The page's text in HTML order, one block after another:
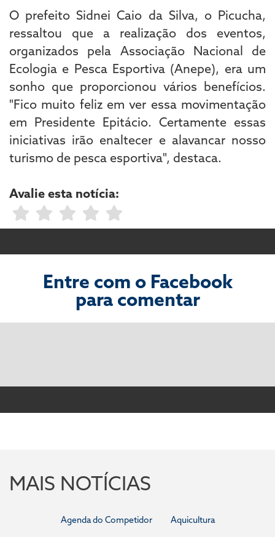
O prefeito Sidnei Caio da Silva, o Picucha,
ressaltou que a realização dos eventos,
organizados pela Associação Nacional de
Ecologia e Pesca Esportiva (Anepe), era um
sonho que proporcionou vários benefícios.
"Fico muito feliz em ver essa movimentação
em Presidente Epitácio. Certamente essas
iniciativas irão enaltecer e alavancar nosso
turismo de pesca esportiva", destaca.
Avalie esta notícia:
Entre com o Facebook
para comentar
MAIS NOTÍCIAS
Agenda do Competidor Aquicultura